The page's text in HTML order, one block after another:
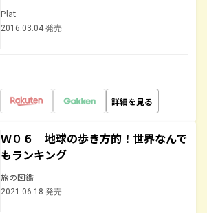
Plat
2016.03.04 発売
詳細を見る
Ｗ０６ 地球の歩き方的！世界なんで
もランキング
旅の図鑑
2021.06.18 発売